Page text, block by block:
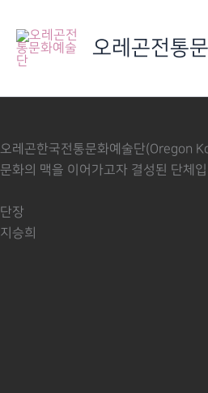
건
기
오레곤전통
오레곤한국전통문화예술단(Oregon
문화의 맥을 이어가고자 결성된 단체
단장
지승희